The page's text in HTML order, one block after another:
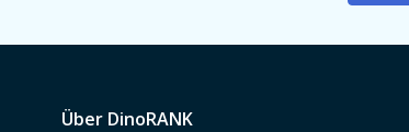
Über DinoRANK